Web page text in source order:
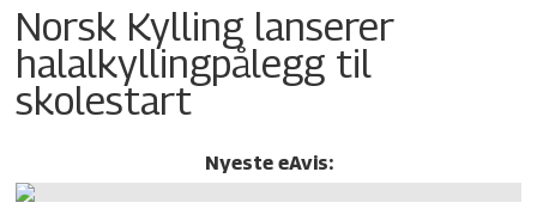
Norsk Kylling lanserer
halalkylling­pålegg til
skolestart
Nyeste eAvis: